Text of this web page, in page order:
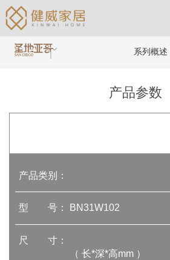
系列概述
产品参数
产品类别：
型 号： BN31W102
尺 寸：
（ 长*深*高mm ）